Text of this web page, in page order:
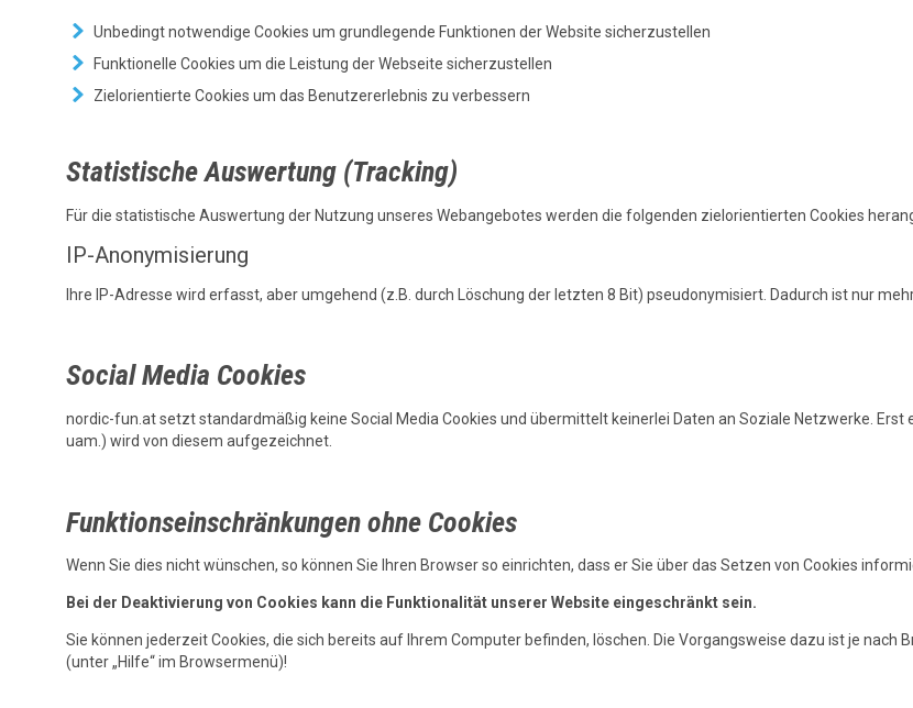
Unbedingt notwendige Cookies um grundlegende Funktionen der Website sicherzustellen
Funktionelle Cookies um die Leistung der Webseite sicherzustellen
Zielorientierte Cookies um das Benutzererlebnis zu verbessern
Statistische Auswertung (Tracking)
Für die statistische Auswertung der Nutzung unseres Webangebotes werden die folgenden zielorientierten Cookies
IP-Anonymisierung
Ihre IP-Adresse wird erfasst, aber umgehend (z.B. durch Löschung der letzten 8 Bit) pseudonymisiert. Dadurch ist nur
Social Media Cookies
nordic-fun.at setzt standardmäßig keine Social Media Cookies und übermittelt keinerlei Daten an Soziale Netzwerke. Erst
uam.) wird von diesem aufgezeichnet.
Funktionseinschränkungen ohne Cookies
Wenn Sie dies nicht wünschen, so können Sie Ihren Browser so einrichten, dass er Sie über das Setzen von Cookies
Bei der Deaktivierung von Cookies kann die Funktionalität unserer Website eingeschränkt sein.
Sie können jederzeit Cookies, die sich bereits auf Ihrem Computer befinden, löschen. Die Vorgangsweise dazu ist je
(unter „Hilfe“ im Browsermenü)!